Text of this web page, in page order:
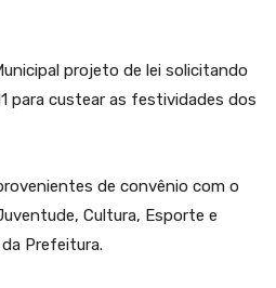
projeto de lei solicitando
para custear as festividades dos
de convênio com o
Cultura, Esporte e
Prefeitura.